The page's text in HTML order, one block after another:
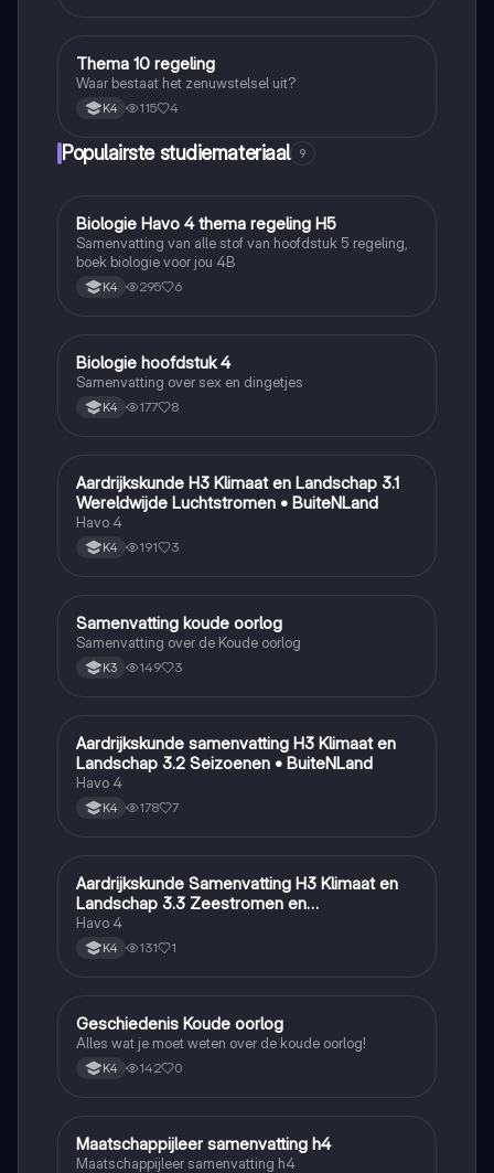
Biologie
Thema 10 regeling
Waar bestaat het zenuwstelsel uit?
K4 115 4
Populairste studiemateriaal 9
Biologie
Biologie Havo 4 thema regeling H5
Samenvatting van alle stof van hoofdstuk 5 regeling,
boek biologie voor jou 4B
K4 295 6
Biologie
Biologie hoofdstuk 4
Samenvatting over sex en dingetjes
K4 177 8
Aardrijkskunde
Aardrijkskunde H3 Klimaat en Landschap 3.1
Wereldwijde Luchtstromen • BuiteNLand
Havo 4
K4 191 3
Geschiedenis
Samenvatting koude oorlog
Samenvatting over de Koude oorlog
K3 149 3
Aardrijkskunde
Aardrijkskunde samenvatting H3 Klimaat en
Landschap 3.2 Seizoenen • BuiteNLand
Havo 4
K4 178 7
Aardrijkskunde
Aardrijkskunde Samenvatting H3 Klimaat en
Landschap 3.3 Zeestromen en
Klimaatgebieden • BuiteNLand
Havo 4
K4 131 1
Geschiedenis
Geschiedenis Koude oorlog
Alles wat je moet weten over de koude oorlog!
K4 142 0
Maatschappijleer
Maatschappijleer samenvatting h4
Maatschappijleer samenvatting h4